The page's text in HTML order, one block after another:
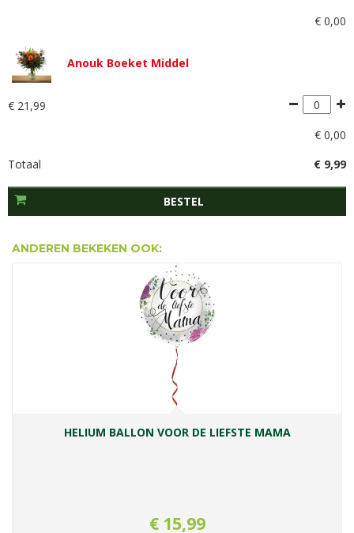
€ 0,00
Anouk Boeket Middel
€ 21 ,99
€ 0,00
Totaal
€ 9,99
ANDEREN BEKEKEN OOK:
HELIUM BALLON VOOR DE LIEFSTE MAMA
€ 15,99